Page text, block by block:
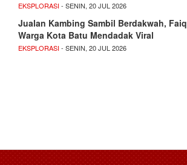
EKSPLORASI- SENIN, 20 JUL 2026
Jualan Kambing Sambil Berdakwah, Faiq
Warga Kota Batu Mendadak Viral
EKSPLORASI- SENIN, 20 JUL 2026